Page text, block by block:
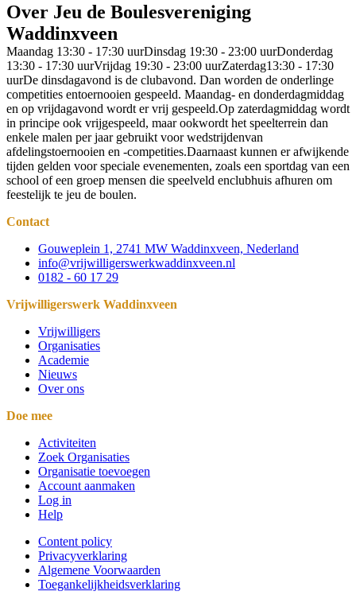
Over Jeu de Boulesvereniging
Waddinxveen
Maandag 13:30 - 17:30 uurDinsdag 19:30 - 23:00 uurDonderdag
13:30 - 17:30 uurVrijdag 19:30 - 23:00 uurZaterdag13:30 - 17:30
uurDe dinsdagavond is de clubavond. Dan worden de onderlinge
competities entoernooien gespeeld. Maandag- en donderdagmiddag
en op vrijdagavond wordt er vrij gespeeld.Op zaterdagmiddag wordt
in principe ook vrijgespeeld, maar ookwordt het speelterrein dan
enkele malen per jaar gebruikt voor wedstrijdenvan
afdelingstoernooien en -competities.Daarnaast kunnen er afwijkende
tijden gelden voor speciale evenementen, zoals een sportdag van een
school of een groep mensen die speelveld enclubhuis afhuren om
feestelijk te jeu de boulen.
Contact
Gouweplein 1, 2741 MW Waddinxveen, Nederland
info@vrijwilligerswerkwaddinxveen.nl
0182 - 60 17 29
Vrijwilligerswerk Waddinxveen
Vrijwilligers
Organisaties
Academie
Nieuws
Over ons
Doe mee
Activiteiten
Zoek Organisaties
Organisatie toevoegen
Account aanmaken
Log in
Help
Content policy
Privacyverklaring
Algemene Voorwaarden
Toegankelijkheidsverklaring